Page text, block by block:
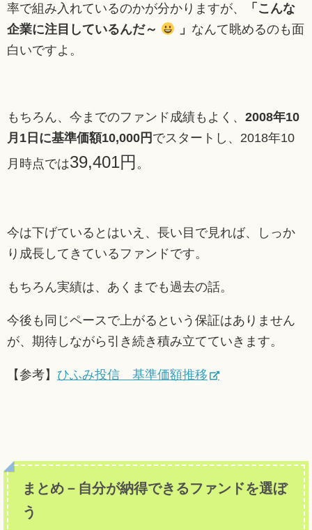
率で組み入れているのかが分かりますが、
「こんな
企業に注目しているんだ～
」 なんて眺めるのも面
白いですよ。
もちろん、今までのファンド成績もよく、 2008年10
月1日に基準価額10,000円 でスタートし、2018年10
月時点では39,401円 。
今は下げているとはいえ、長い目で見れば、しっか
り成長してきているファンドです。
もちろん実績は、あくまでも過去の話。
今後も同じペースで上がるという保証はありません
が、期待しながら引き続き積み立てていきます。
【参考】 ひふみ投信 基準価額推移
まとめ－自分が納得できるファンドを選ぼ
う